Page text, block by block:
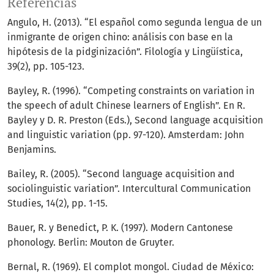
Angulo, H. (2013). “El español como segunda lengua de un
inmigrante de origen chino: análisis con base en la
hipótesis de la pidginización”. Filología y Lingüística,
39(2), pp. 105-123.
Bayley, R. (1996). “Competing constraints on variation in
the speech of adult Chinese learners of English”. En R.
Bayley y D. R. Preston (Eds.), Second language acquisition
and linguistic variation (pp. 97-120). Amsterdam: John
Benjamins.
Bailey, R. (2005). “Second language acquisition and
sociolinguistic variation”. Intercultural Communication
Studies, 14(2), pp. 1-15.
Bauer, R. y Benedict, P. K. (1997). Modern Cantonese
phonology. Berlin: Mouton de Gruyter.
Bernal, R. (1969). El complot mongol. Ciudad de México: